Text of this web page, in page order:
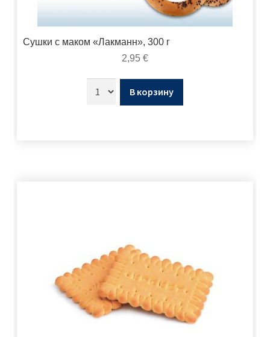
Сушки с маком «Лакманн», 300 г
2,95 €
В корзину